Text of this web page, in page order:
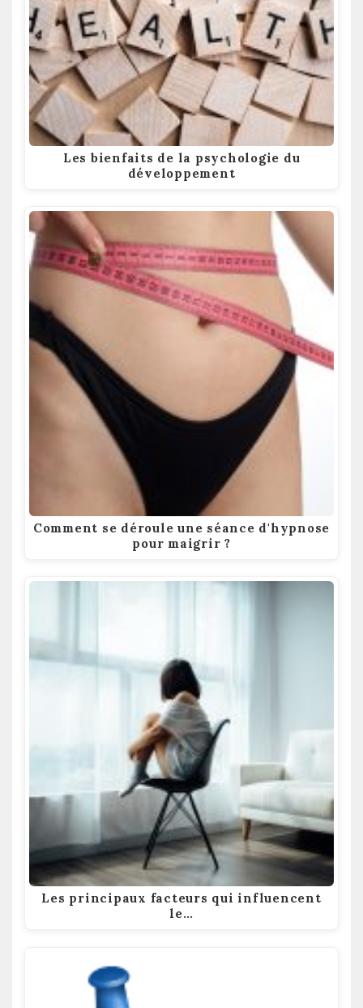
Les bienfaits de la psychologie du
développement
Comment se déroule une séance d'hypnose
pour maigrir ?
Les principaux facteurs qui influencent
le…